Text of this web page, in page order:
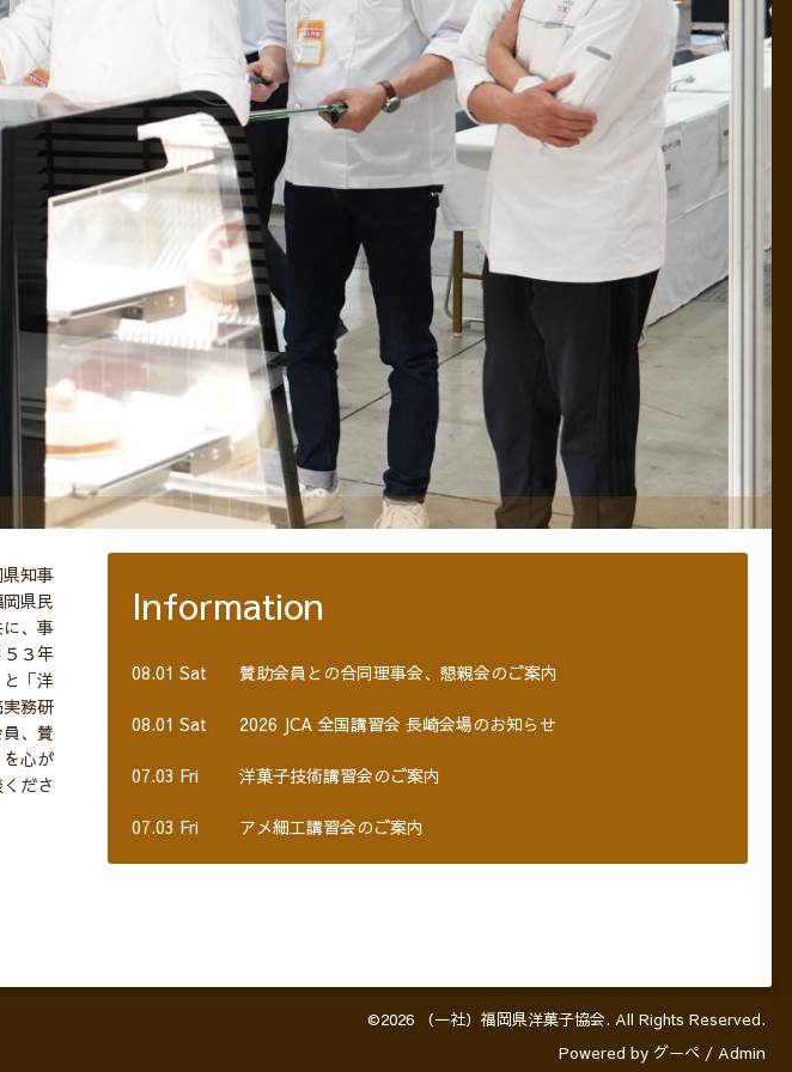
知事
県民
、事
３年
「洋
務研
、賛
心が
ださ
Information
08.01 Sat 賛助会員との合同理事会、懇親会のご案内
08.01 Sat 2026 JCA 全国講習会 長崎会場のお知らせ
07.03 Fri 洋菓子技術講習会のご案内
07.03 Fri アメ細工講習会のご案内
©2026 （一社）福岡県洋菓子協会. All Rights Reserved.
Powered by グーペ / Admin